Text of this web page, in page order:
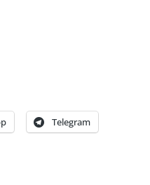
Telegram